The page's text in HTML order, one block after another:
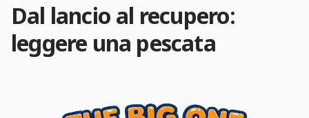
Dal lancio al recupero:
leggere una pescata